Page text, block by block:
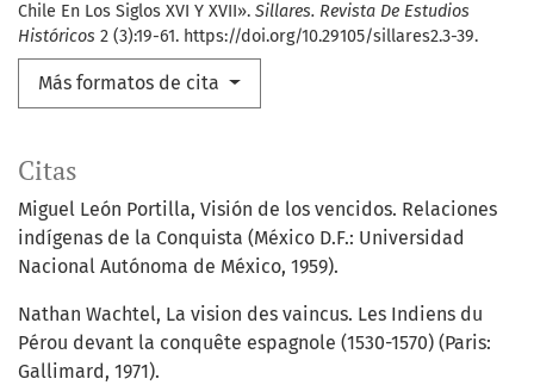
Chile En Los Siglos XVI Y XVII». Sillares. Revista De Estudios
Históricos 2 (3):19-61. https://doi.org/10.29105/sillares2.3-39.
Más formatos de cita
Citas
Miguel León Portilla, Visión de los vencidos. Relaciones
indígenas de la Conquista (México D.F.: Universidad
Nacional Autónoma de México, 1959).
Nathan Wachtel, La vision des vaincus. Les Indiens du
Pérou devant la conquête espagnole (1530-1570) (Paris:
Gallimard, 1971).